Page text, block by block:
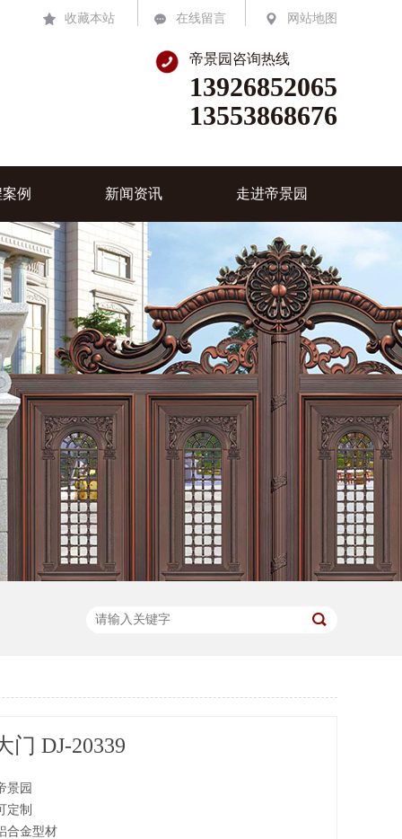
收藏本站 在线留言 网站地图
帝景园咨询热线
13926852065
13553868676
例 新闻资讯 走进帝景园
门 DJ-20339
景园
定制
合金型材